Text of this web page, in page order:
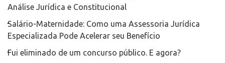
Análise Jurídica e Constitucional
Salário-Maternidade: Como uma Assessoria Jurídica
Especializada Pode Acelerar seu Benefício
Fui eliminado de um concurso público. E agora?